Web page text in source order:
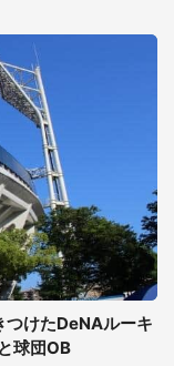
つけたDeNAルーキ
球団OB